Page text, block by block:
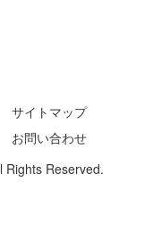
サイトマップ
お問い合わせ
Reserved.